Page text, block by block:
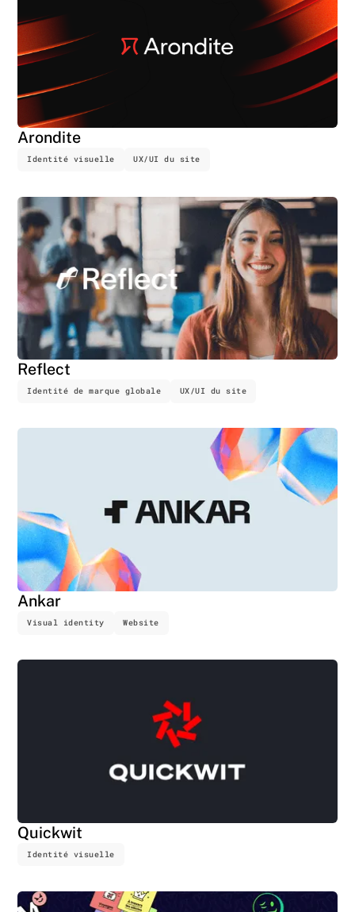
Arondite
Identité visuelle UX/UI du site
Reflect
Identité de marque globale UX/UI du site
Ankar
Visual identity Website
Quickwit
Identité visuelle